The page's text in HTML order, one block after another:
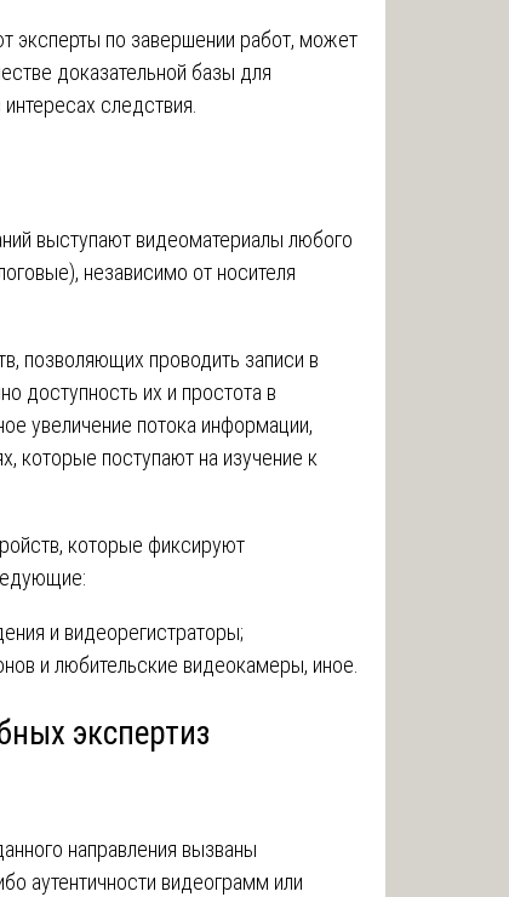
эксперты по завершении работ, может
доказательной базы для
следствия.
выступают видеоматериалы любого
независимо от носителя
позволяющих проводить записи в
доступность их и простота в
увеличение потока информации,
которые поступают на изучение к
которые фиксируют
и видеорегистраторы;
и любительские видеокамеры, иное.
экспертиз
направления вызваны
аутентичности видеограмм или